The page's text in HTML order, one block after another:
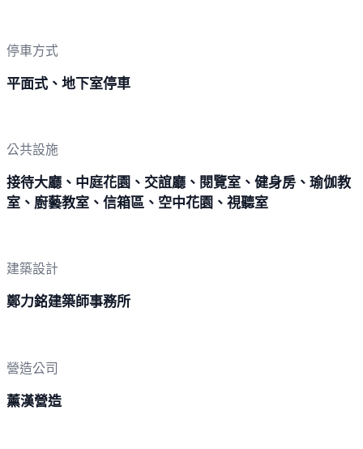
停車方式
平面式、地下室停車
公共設施
接待大廳、中庭花園、交誼廳、閱覽室、健身房、瑜伽教
室、廚藝教室、信箱區、空中花園、視聽室
建築設計
鄭力銘建築師事務所
營造公司
薰漢營造